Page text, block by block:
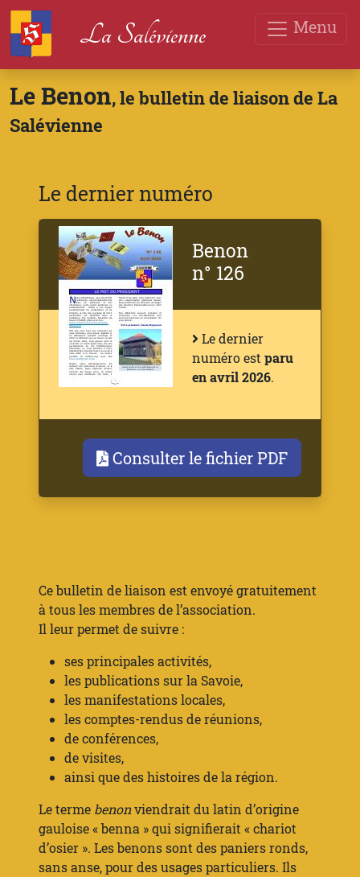
Menu
La Salévienne
Le Benon, le bulletin de liaison de La
Salévienne
Le dernier numéro
Benon
n° 126
Le dernier
numéro est paru
en avril 2026.
Consulter le fichier PDF
Ce bulletin de liaison est envoyé gratuitement
à tous les membres de l’association.
Il leur permet de suivre :
ses principales activités,
les publications sur la Savoie,
les manifestations locales,
les comptes-rendus de réunions,
de conférences,
de visites,
ainsi que des histoires de la région.
Le terme benonviendrait du latin d’origine
gauloise « benna » qui signifierait « chariot
d’osier ». Les benons sont des paniers ronds,
sans anse, pour des usages particuliers. Ils